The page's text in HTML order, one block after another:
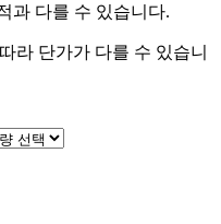
과 다를 수 있습니다.
라 단가가 다를 수 있습니